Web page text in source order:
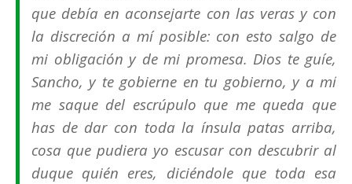
que debía en aconsejarte con las veras y con
la discreción a mí posible: con esto salgo de
mi obligación y de mi promesa. Dios te guíe,
Sancho, y te gobierne en tu gobierno, y a mí
me saque del escrúpulo que me queda que
has de dar con toda la ínsula patas arriba,
cosa que pudiera yo escusar con descubrir al
duque quién eres, diciéndole que toda esa